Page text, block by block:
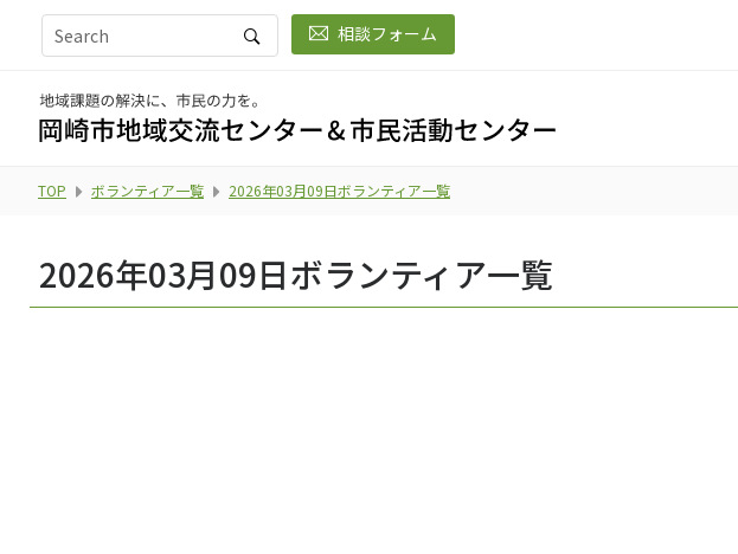
相談フォーム
TOP ボランティア一覧 2026年03月09日ボランティア一覧
2026年03月09日ボランティア一覧